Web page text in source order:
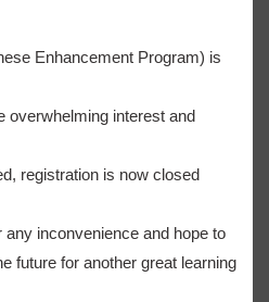
資
Enhancement Program) is
overwhelming interest and
registration is now closed
inconvenience and hope to
future for another great learning